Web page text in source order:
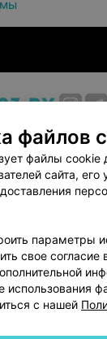
Новости проекта
маркетинг
соглашение
Вакансии
Написать в
файлов
файлы cookie
сайта,
параметры
свое согласие
использования
с нашей